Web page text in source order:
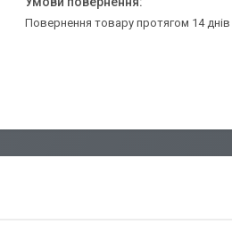
повернення товару протягом 14 днів